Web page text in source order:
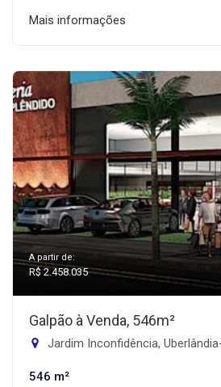
Mais informações
A partir de:
R$ 2.458.035
Galpão à Venda, 546m²
Jardim Inconfidência,
546 m²